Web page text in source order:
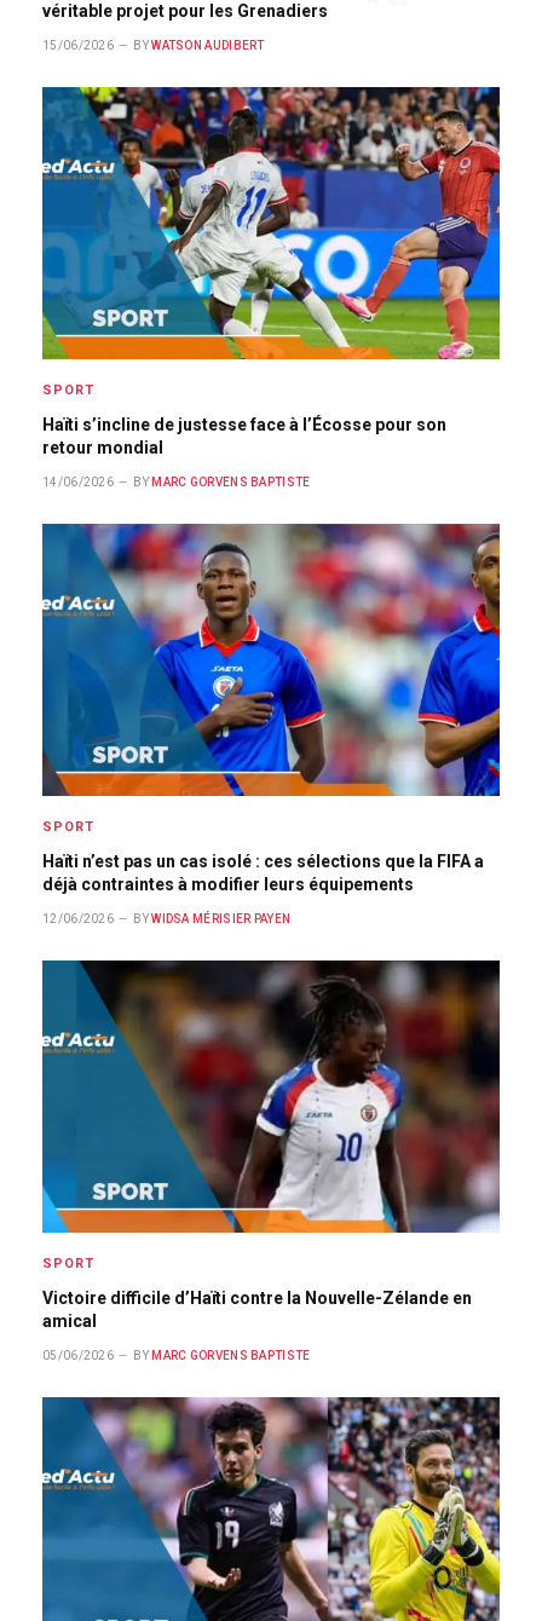
véritable projet pour les Grenadiers
15/06/2026 BY WATSON AUDIBERT
SPORT
Haïti s’incline de justesse face à l’Écosse pour son
retour mondial
14/06/2026 BY MARC GORVENS BAPTISTE
SPORT
Haïti n’est pas un cas isolé : ces sélections que la FIFA a
déjà contraintes à modifier leurs équipements
12/06/2026 BY WIDSA MÉRISIER PAYEN
SPORT
Victoire difficile d’Haïti contre la Nouvelle-Zélande en
amical
05/06/2026 BY MARC GORVENS BAPTISTE